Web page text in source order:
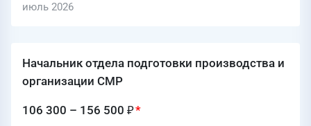
июль 2026
Начальник отдела подготовки производства и
организации СМР
106 300 – 156 500 ₽